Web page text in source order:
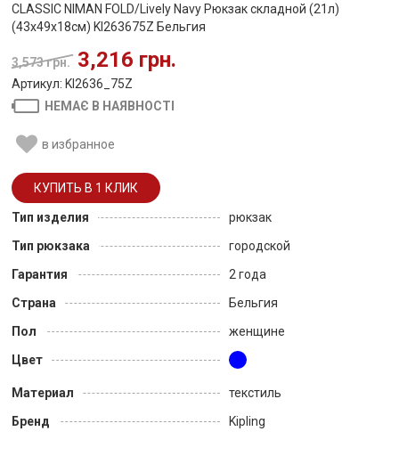
CLASSIC NIMAN FOLD/Lively Navy Рюкзак складной (21л)
(43x49x18см) KI263675Z Бельгия
3,573 грн. 3,216 грн.
Артикул: KI2636_75Z
НЕМАЄ В НАЯВНОСТІ
в избранное
Тип изделия
рюкзак
Тип рюкзака
городской
Гарантия
2 года
Страна
Бельгия
Пол
женщине
Цвет
Материал
текстиль
Бренд
Kipling